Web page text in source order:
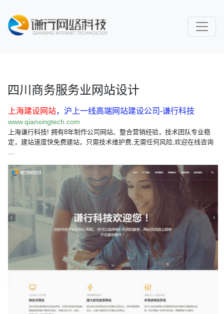
四川商务服务业网站设计
上海建设网站，沪上一线高端网站建设公司-谦行科技
www.qianxingtech.com
上海谦行科技! 拥有8年制作公司网站、整合营销经验，技术团队专业稳
定，建站速度快免费建站，只需技术维护费,无需任何风险,欢迎在线咨询
…